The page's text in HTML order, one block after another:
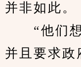
并非如此。
“他们想
并且要求政